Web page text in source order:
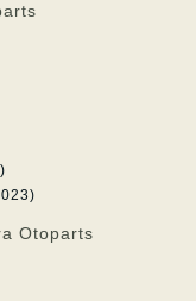
Otoparts